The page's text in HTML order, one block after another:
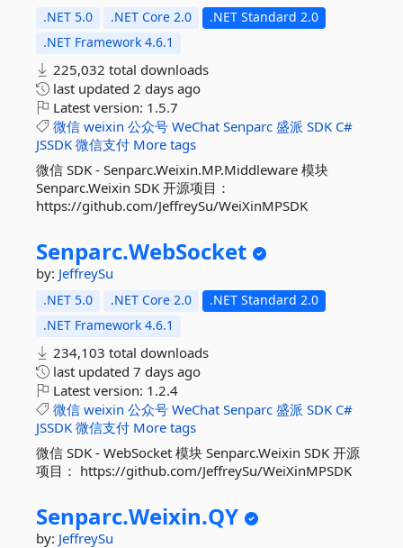
.NET 5.0 .NET Core 2.0
.NET Standard 2.0
.NET Framework 4.6.1
225,032 total downloads
last updated 2 days ago
Latest version: 1.5.7
微信 weixin 公众号 WeChat Senparc 盛派 SDK C#
JSSDK 微信支付 More tags
微信 SDK - Senparc.Weixin.MP.Middleware 模块
Senparc.Weixin SDK 开源项目：
https://github.com/JeffreySu/WeiXinMPSDK
Senparc.WebSocket
by: JeffreySu
.NET 5.0 .NET Core 2.0
.NET Standard 2.0
.NET Framework 4.6.1
234,103 total downloads
last updated 7 days ago
Latest version: 1.2.4
微信 weixin 公众号 WeChat Senparc 盛派 SDK C#
JSSDK 微信支付 More tags
微信 SDK - WebSocket 模块 Senparc.Weixin SDK 开源
项目： https://github.com/JeffreySu/WeiXinMPSDK
Senparc.Weixin.QY
by: JeffreySu